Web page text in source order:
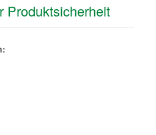
Produktsicherheit